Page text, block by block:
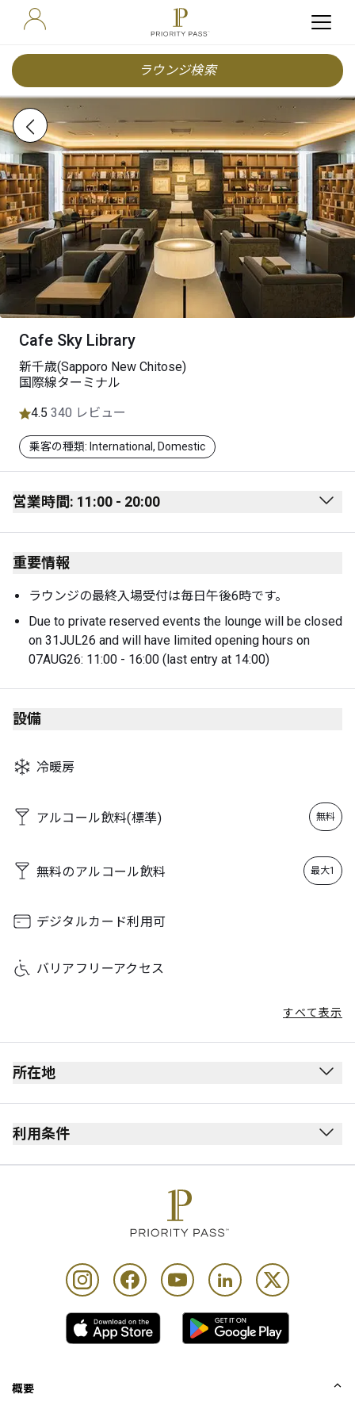
ラウンジ検索
Cafe Sky Library
新千歳(Sapporo New Chitose)
国際線ターミナル
4.5 340 レビュー
乗客の種類: International, Domestic
営業時間: 11:00 - 20:00
Monday 11:00 - 20:00
Tuesday
Wednesday
Thursday 11:00 - 20:00
Sunday
重要情報
ラウンジの最終入場受付は毎日午後6時です。
Due to private reserved events the lounge will be closed
on 31JUL26 and will have limited opening hours on
07AUG26: 11:00 - 16:00 (last entry at 14:00)
設備
冷暖房
アルコール飲料(標準) 無料
無料のアルコール飲料 最大1
デジタルカード利用可
バリアフリーアクセス
すべて表示
所在地
出発ロビー
保安検査を受ける前にあります。
利用条件
禁煙(電子タバコを含む)
お子様は大人の同伴が必要です。
だけます。また該当する料金が発生します。
スペースの制約上、入室制限が行われる場合がありま
カード保持者様および同伴者様がラウンジをご利用に
セットメニュー1つ、ソフトドリンクおよび大人1名様
概要